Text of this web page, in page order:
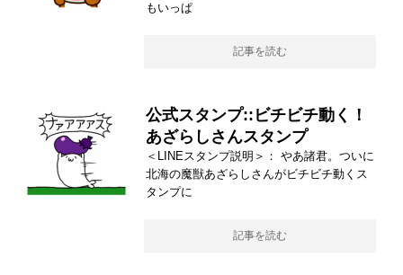
もいっぱ
記事を読む
公式スタンプ::ビチビチ動く！
あざらしさんスタンプ
＜LINEスタンプ説明＞： やあ諸君。ついに
北海の魔獣あざらしさんがビチビチ動くス
タンプに
記事を読む